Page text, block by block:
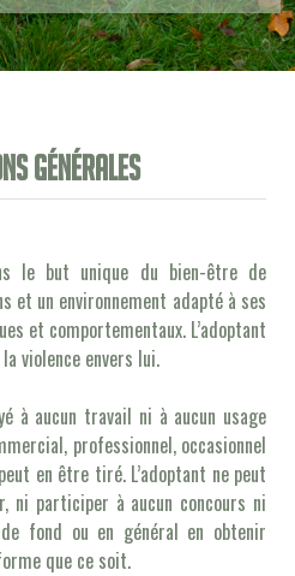
générales
le but unique du bien-être de
et un environnement adapté à ses
et comportementaux. L’adoptant
violence envers lui.
à aucun travail ni à aucun usage
professionnel, occasionnel
en être tiré. L’adoptant ne peut
ni participer à aucun concours ni
fond ou en général en obtenir
que ce soit.